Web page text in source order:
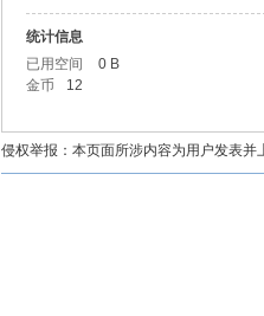
都
统计信息
已用空间
0 B
金币
12
侵权举报：本页面所涉内容为用户发表